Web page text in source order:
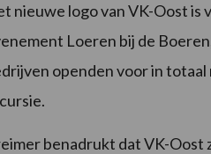
nieuwe logo van VK-Oost is
Loeren bij de
openden voor in
benadrukt dat VK-Oost